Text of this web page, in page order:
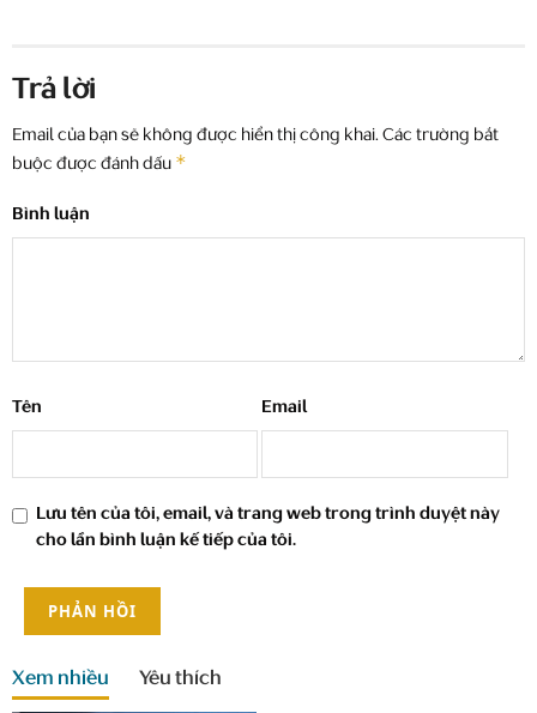
Trả lời
Email của bạn sẽ không được hiển thị công khai. Các trường bắt
buộc được đánh dấu *
Bình luận
Tên Email
Lưu tên của tôi, email, và trang web trong trình duyệt này
cho lần bình luận kế tiếp của tôi.
Xem nhiều Yêu thích